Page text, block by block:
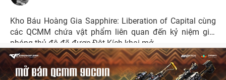
Kho Báu Hoàng Gia Sapphire: Liberation of Capital cùng
các QCMM chứa vật phẩm liên quan đến kỷ niệm giải
phóng thủ đô đã được Đột Kích khai mở.